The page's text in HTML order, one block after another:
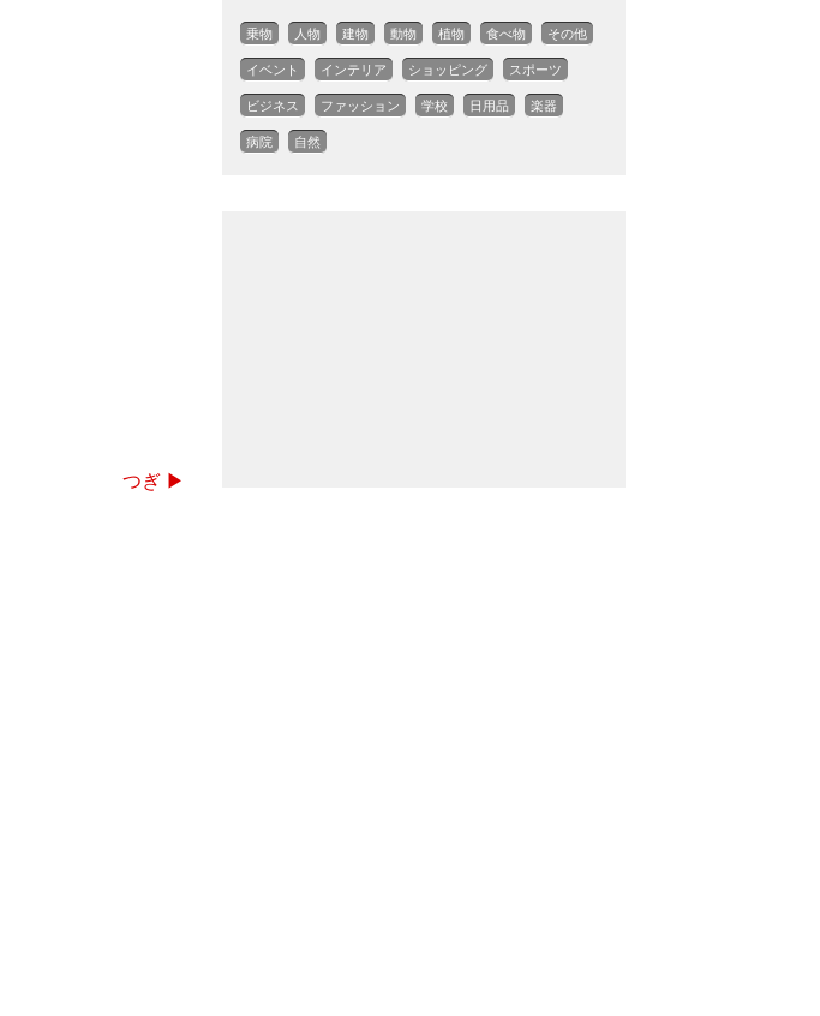
つぎ ▶
乗物 人物 建物 動物 植物 食べ物 その他
イベント インテリア ショッピング スポーツ
ビジネス ファッション 学校 日用品 楽器
病院 自然